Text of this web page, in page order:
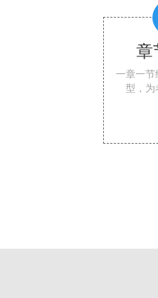
章
一章一节
型，为